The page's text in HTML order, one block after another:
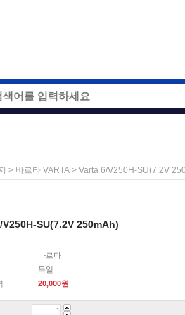
> 바르타 VARTA > Varta 6/V250H-SU(7.2V
V250H-SU(7.2V 250mAh)
바르타
독일
20,000원